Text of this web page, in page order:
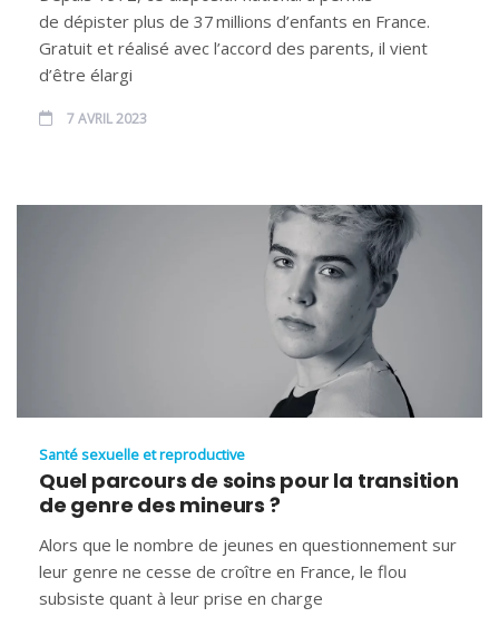
de dépister plus de 37 millions d’enfants en France.
Gratuit et réalisé avec l’accord des parents, il vient
d’être élargi
7 AVRIL 2023
Santé sexuelle et reproductive
Quel parcours de soins pour la transition
de genre des mineurs ?
Alors que le nombre de jeunes en questionnement sur
leur genre ne cesse de croître en France, le flou
subsiste quant à leur prise en charge